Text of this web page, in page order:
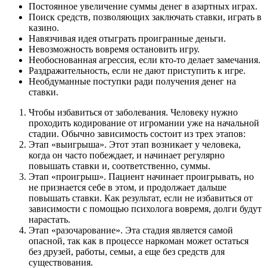
Постоянное увеличение суммы денег в азартных играх.
Поиск средств, позволяющих заключать ставки, играть в
казино.
Навязчивая идея отыграть проигранные деньги.
Невозможность вовремя остановить игру.
Необоснованная агрессия, если кто-то делает замечания.
Раздражительность, если не дают приступить к игре.
Необдуманные поступки ради получения денег на
ставки.
Чтобы избавиться от заболевания. Человеку нужно
проходить кодирование от игромании уже на начальной
стадии. Обычно зависимость состоит из трех этапов:
Этап «выигрыша». Этот этап возникает у человека,
когда он часто побеждает, и начинает регулярно
повышать ставки и, соответственно, суммы.
Этап «проигрыш». Пациент начинает проигрывать, но
не признается себе в этом, и продолжает дальше
повышать ставки. Как результат, если не избавиться от
зависимости с помощью психолога вовремя, долги будут
нарастать.
Этап «разочарование». Эта стадия является самой
опасной, так как в процессе наркоман может остаться
без друзей, работы, семьи, а еще без средств для
существования.